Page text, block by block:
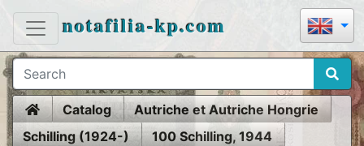
notafilia-kp.com
HomeCatalog
Autriche et Autriche Hongrie
Schilling (1924-)
100 Schilling, 1944